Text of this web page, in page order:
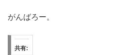
がんばろー。
共有: